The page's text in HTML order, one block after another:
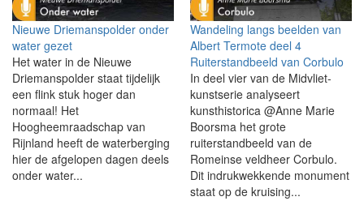
Nieuwe Driemanspolder onder
water gezet
Het water in de Nieuwe
Driemanspolder staat tijdelijk
een flink stuk hoger dan
normaal! Het
Hoogheemraadschap van
Rijnland heeft de waterberging
hier de afgelopen dagen deels
onder water...
Wandeling langs beelden van
Albert Termote deel 4
Ruiterstandbeeld van Corbulo
In deel vier van de Midvliet-
kunstserie analyseert
kunsthistorica @Anne Marie
Boorsma het grote
ruiterstandbeeld van de
Romeinse veldheer Corbulo.
Dit indrukwekkende monument
staat op de kruising...